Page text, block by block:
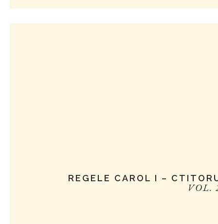
REGELE CAROL I –
VOL.